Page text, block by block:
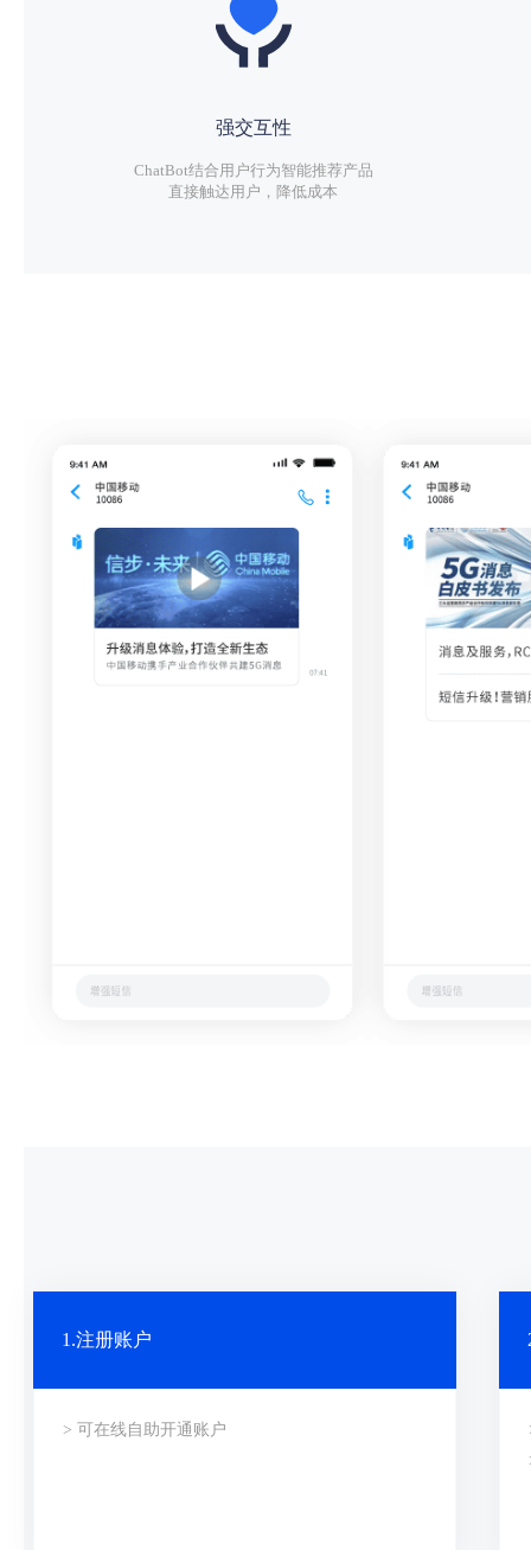
强交互性
ChatBot结合用户行为智能推荐产品
直接触达用户，降低成本
1.注册账户
> 可在线自助开通账户